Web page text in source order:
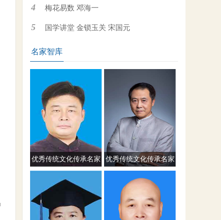
梅花易数 邓海一
国学讲堂 金锁玉关 宋国元
名家智库
优秀传统文化传承名家
优秀传统文化传承名家